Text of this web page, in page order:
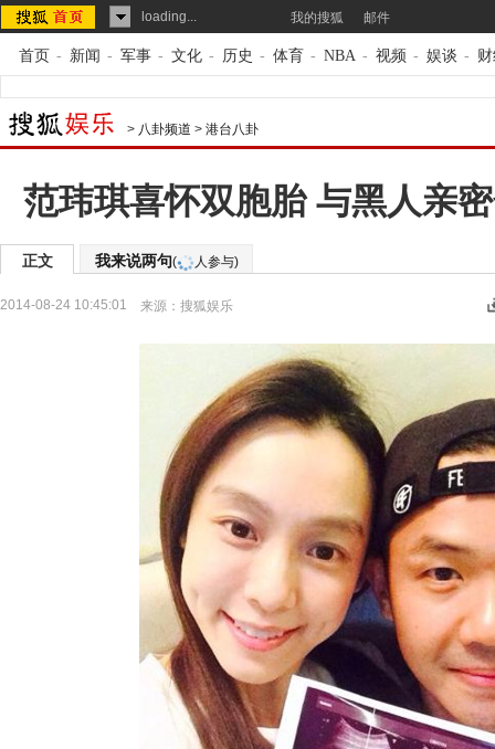
loading... 我的搜狐 邮件
首页 - 新闻 - 军事 - 文化 - 历史 - 体育 - NBA - 视频 - 娱谈 -
> 八卦频道 > 港台八卦
范玮琪喜怀双胞胎 与黑人亲
正文 我来说两句( 人参与)
2014-08-24 10:45:01 来源： 搜狐娱乐